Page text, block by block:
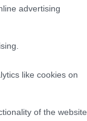
advertising
like cookies on
of the website